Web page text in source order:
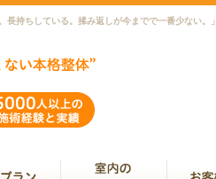
長持ちしている。揉み返しが今までで一番少ない。」